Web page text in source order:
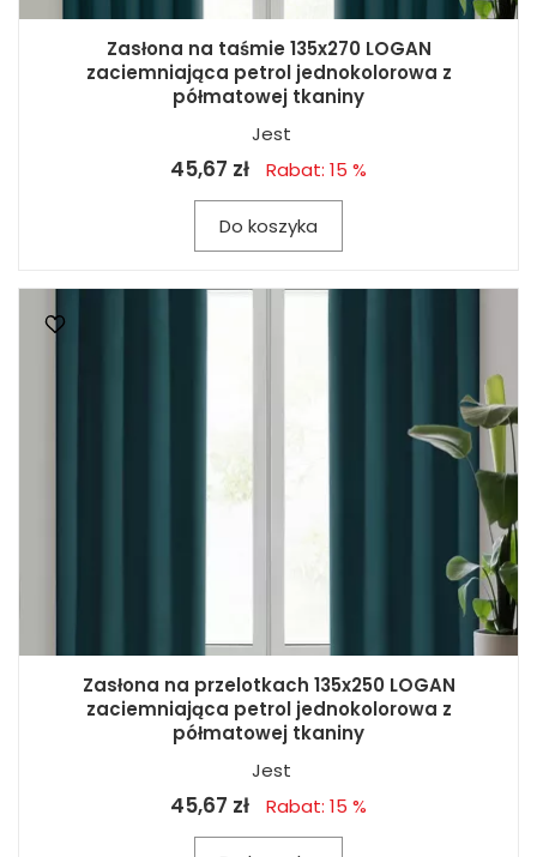
Zasłona na taśmie 135x270 LOGAN
zaciemniająca petrol jednokolorowa z
półmatowej tkaniny
Jest
45,67 zł Rabat: 15 %
Do koszyka
Zasłona na przelotkach 135x250 LOGAN
zaciemniająca petrol jednokolorowa z
półmatowej tkaniny
Jest
45,67 zł Rabat: 15 %